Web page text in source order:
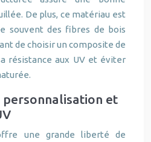
De plus, ce matériau est
souvent des fibres de bois
de choisir un composite de
résistance aux UV et éviter
personnalisation et
une grande liberté de